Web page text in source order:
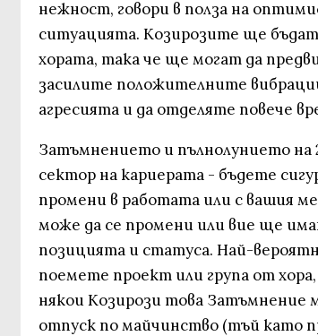
нежност, говори в полза на
ситуацията. Козирозите ще
хората, така че ще могат да
засилите положителните
агресията и да отделяте повече
Затъмнението и пълнолунието на
сектор на кариерата - бъдете
промени в работата или с вашия
може да се промени или вие ще
позицията и статуса. Най-
поемете проект или група от
някои Козирози това Затъмнение
отпуск по майчинство (тъй като